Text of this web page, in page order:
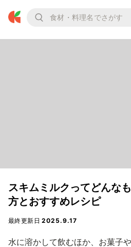
スキムミルクってどんな
方とおすすめレシピ
最終更新日2025.9.17
水に溶かして飲むほか、お菓子